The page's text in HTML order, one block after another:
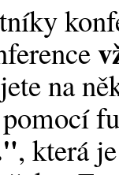
na
, která